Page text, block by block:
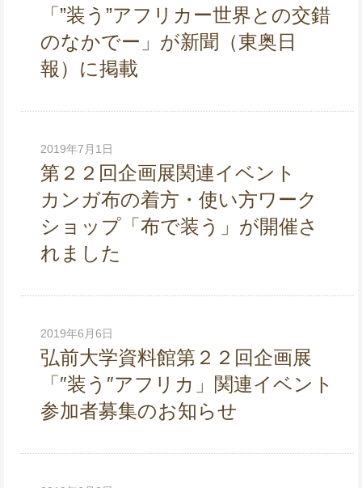
「”装う”アフリカー世界との交錯
のなかでー」が新聞（東奥日
報）に掲載
2019年7月1日
第２２回企画展関連イベント
カンガ布の着方・使い方ワーク
ショップ「布で装う」が開催さ
れました
2019年6月6日
弘前大学資料館第２２回企画展
「″装う″アフリカ」関連イベント
参加者募集のお知らせ